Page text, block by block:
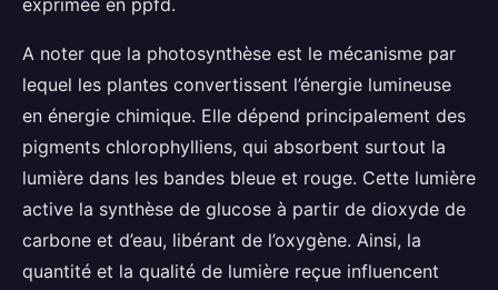
exprimée en ppfd.
A noter que la photosynthèse est le mécanisme par
lequel les plantes convertissent l’énergie lumineuse
en énergie chimique. Elle dépend principalement des
pigments chlorophylliens, qui absorbent surtout la
lumière dans les bandes bleue et rouge. Cette lumière
active la synthèse de glucose à partir de dioxyde de
carbone et d’eau, libérant de l’oxygène. Ainsi, la
quantité et la qualité de lumière reçue influencent